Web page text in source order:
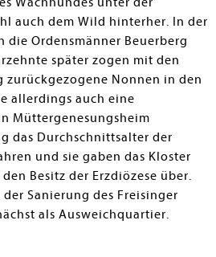
auch dem Wild hinterher. In der
die Ordensmänner Beuerberg
später zogen mit den
zurückgezogene Nonnen in den
allerdings auch eine
Müttergenesungsheim
das Durchschnittsalter der
und sie gaben das Kloster
Besitz der Erzdiözese über.
Sanierung des Freisinger
als Ausweichquartier.